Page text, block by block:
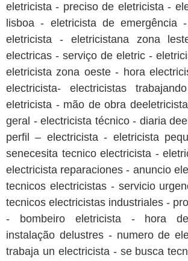
eletricista - preciso de eletricista -
lisboa - eletricista de emergência
eletricista - eletricistana zona
electricas - serviço de eletric -
eletricista zona oeste - hora
electricista- electricistas
eletricista - mão de obra
geral - electricista técnico - diaria
perfil – electricista - eletricista
senecesita tecnico electricista -
electricista reparaciones - anuncio
tecnicos electricistas - servicio
tecnicos electricistas industriales -
- bombeiro eletricista - hora
instalação delustres - numero de
trabaja un electricista - se busca